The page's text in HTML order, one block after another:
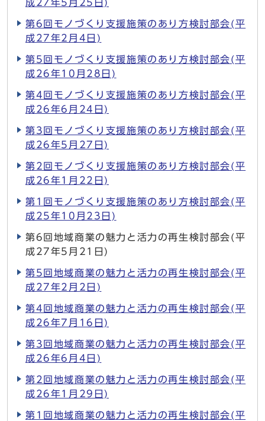
成27年5月25日)
第6回モノづくり支援施策のあり方検討部会(平
成27年2月4日)
第5回モノづくり支援施策のあり方検討部会(平
成26年10月28日)
第4回モノづくり支援施策のあり方検討部会(平
成26年6月24日)
第3回モノづくり支援施策のあり方検討部会(平
成26年5月27日)
第2回モノづくり支援施策のあり方検討部会(平
成26年1月22日)
第1回モノづくり支援施策のあり方検討部会(平
成25年10月23日)
第6回地域商業の魅力と活力の再生検討部会(平
成27年5月21日)
第5回地域商業の魅力と活力の再生検討部会(平
成27年2月2日)
第4回地域商業の魅力と活力の再生検討部会(平
成26年7月16日)
第3回地域商業の魅力と活力の再生検討部会(平
成26年6月4日)
第2回地域商業の魅力と活力の再生検討部会(平
成26年1月29日)
第1回地域商業の魅力と活力の再生検討部会(平